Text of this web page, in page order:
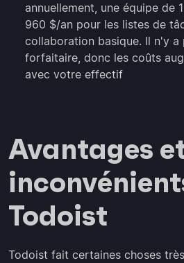
annuellement, une équipe de
960 $/an pour les listes de
collaboration basique. Il n'y
forfaitaire, donc les coûts
avec votre effectif
Avantages
Todoist
Todoist fait certaines choses